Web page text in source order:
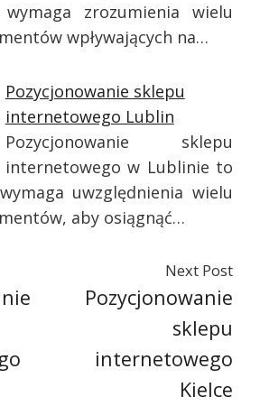
zrozumienia wielu
wpływających na…
Pozycjonowanie sklepu
internetowego Lublin
Pozycjonowanie sklepu
internetowego w Lublinie to
uwzględnienia wielu
aby osiągnąć…
Next Post
Pozycjonowanie
sklepu
internetowego
Kielce